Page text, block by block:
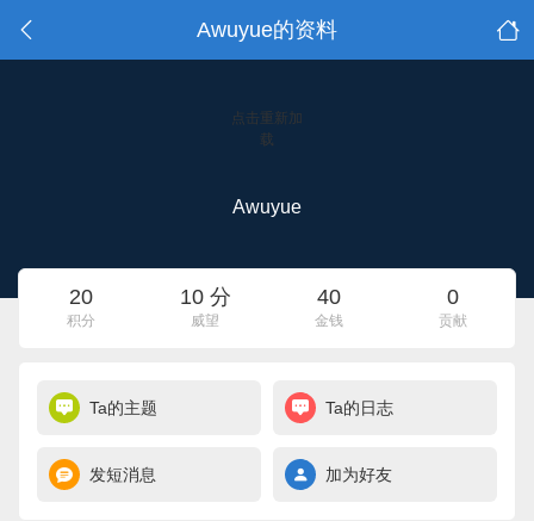
Awuyue的资料
点击重新加
载
Awuyue
20
积分
10 分
威望
40
金钱
0
贡献
Ta的主题 Ta的日志
发短消息 加为好友